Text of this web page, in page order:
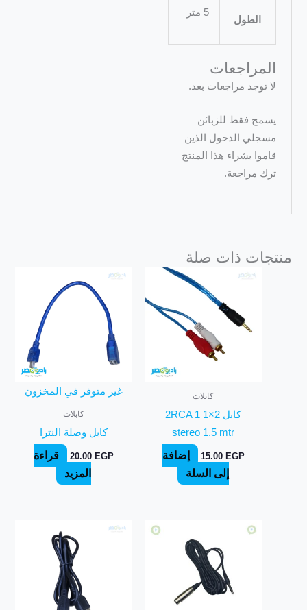
الطول
5 متر
المراجعات
لا توجد مراجعات بعد.
يسمح فقط للزبائن
مسجلي الدخول الذين
قاموا بشراء هذا المنتج
ترك مراجعة.
منتجات ذات صلة
كابلات
كابل 2×1 2RCA 1
stereo 1.5 mtr
15.00 EGP
إضافة
إلى السلة
غير متوفر في المخزون
كابلات
كابل وصلة النترا
20.00 EGP
قراءة
المزيد